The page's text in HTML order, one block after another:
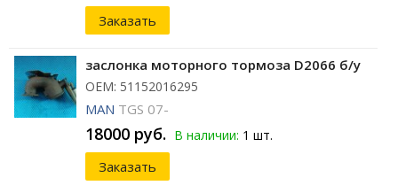
Заказать
заслонка моторного тормоза D2066 б/у
ОЕМ: 51152016295
MAN TGS 07-
18000 руб. В наличии: 1 шт.
Заказать